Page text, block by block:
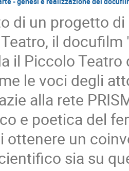
di un progetto
il
il Piccolo
le voci degli
alla rete
e poetica del
ottenere un
sia su